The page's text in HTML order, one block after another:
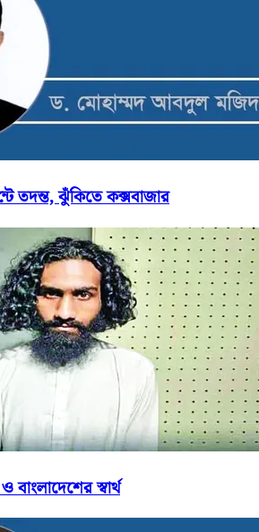
তদন্ত, ঝুঁকিতে কক্সবাজার
স্বার্থ